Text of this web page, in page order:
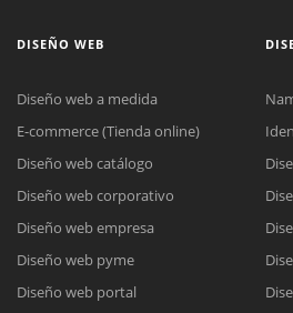
DISEÑO WEB
Diseño web a medida
E-commerce (Tienda online)
Diseño web catálogo
Diseño web corporativo
Diseño web empresa
Diseño web pyme
Diseño web portal